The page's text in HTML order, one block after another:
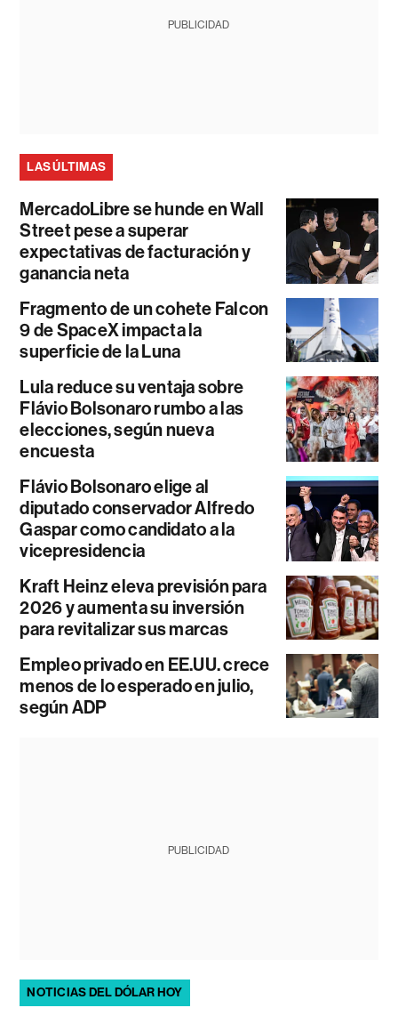
PUBLICIDAD
LAS ÚLTIMAS
MercadoLibre se hunde en Wall
Street pese a superar
expectativas de facturación y
ganancia neta
Fragmento de un cohete Falcon
9 de SpaceX impacta la
superficie de la Luna
Lula reduce su ventaja sobre
Flávio Bolsonaro rumbo a las
elecciones, según nueva
encuesta
Flávio Bolsonaro elige al
diputado conservador Alfredo
Gaspar como candidato a la
vicepresidencia
Kraft Heinz eleva previsión para
2026 y aumenta su inversión
para revitalizar sus marcas
Empleo privado en EE.UU. crece
menos de lo esperado en julio,
según ADP
PUBLICIDAD
NOTICIAS DEL DÓLAR HOY